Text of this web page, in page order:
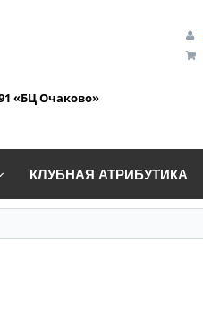
«БЦ Очаково»
КЛУБНАЯ АТРИБУТИКА